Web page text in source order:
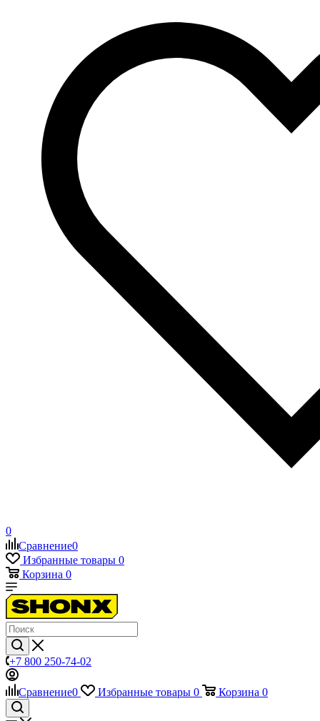
0
Сравнение0
Избранные товары 0
Корзина 0
+7 800 250-74-02
Сравнение0 Избранные товары 0 Корзина 0